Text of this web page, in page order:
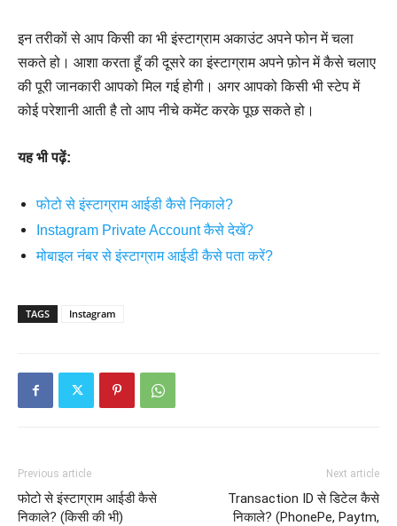
इन तरीकों से आप किसी का भी इंस्टाग्राम अकाउंट अपने फोन में चला
सकते हो। आशा करता हूँ की दूसरे का इंस्टाग्राम अपने फ़ोन में कैसे चलाए
की पूरी जानकारी आपको मिल गई होगी। अगर आपको किसी भी स्टेप में
कोई परेशानी आती है तो आप नीचे कमेंट करके पूछ सकते हो।
यह भी पढ़ें:
फोटो से इंस्टाग्राम आईडी कैसे निकाले?
Instagram Private Account कैसे देखें?
मोबाइल नंबर से इंस्टाग्राम आईडी कैसे पता करें?
TAGS Instagram
Previous article
फोटो से इंस्टाग्राम आईडी कैसे
निकाले? (किसी की भी)
Next article
Transaction ID से डिटेल कैसे
निकाले? (PhonePe, Paytm,